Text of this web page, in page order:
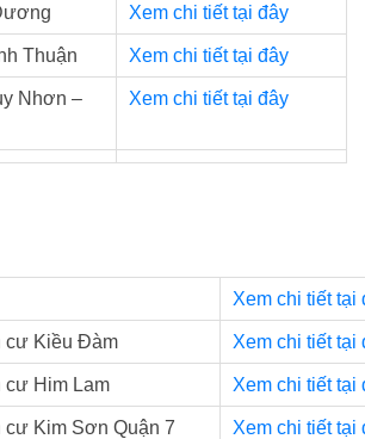
Xem chi tiết tại đây
Thuận Xem chi tiết tại đây
Nhơn –
Xem chi tiết tại đây
Xem chi tiết tại
cư Kiều Đàm Xem chi tiết tại
cư Him Lam Xem chi tiết tại
Kim Sơn Quận 7 Xem chi tiết tại